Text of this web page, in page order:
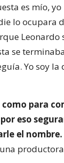
es mío,
lo ocupara
Leonardo
se
Yo soy
para
eso
el nombre.